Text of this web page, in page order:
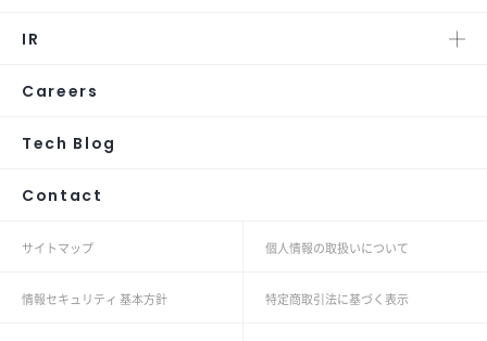
IR
Careers
Tech Blog
Contact
サイトマップ 個人情報の取扱いについて
情報セキュリティ 基本方針 特定商取引法に基づく表示